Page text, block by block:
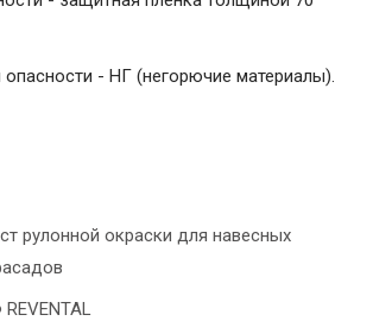
- НГ (негорючие материалы).
рулонной окраски для навесных